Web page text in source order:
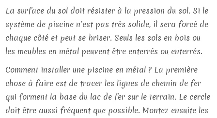
La surface du sol doit résister à la pression du sol. Si le
système de piscine n’est pas très solide, il sera forcé de
chaque côté et peut se briser. Seuls les sols en bois ou
les meubles en métal peuvent être enterrés ou enterrés.
Comment installer une piscine en métal ? La première
chose à faire est de tracer les lignes de chemin de fer
qui forment la base du lac de fer sur le terrain. Le cercle
doit être aussi fréquent que possible. Montez ensuite les